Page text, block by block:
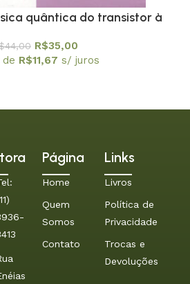
quântica do transistor à
/ SBF
44,00 R$35,00
de R$11,67 s/ juros
Página
Home
Quem
Somos
Contato
Links
Livros
Política de
Privacidade
Trocas e
Devoluções